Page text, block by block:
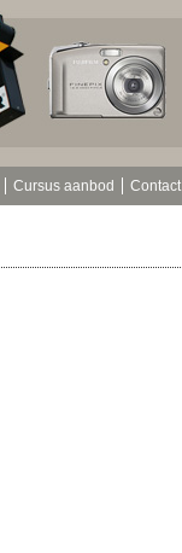
Cursus aanbod Contact